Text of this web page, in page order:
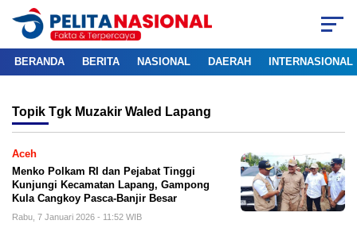
BERANDA BERITA NASIONAL DAERAH INTERNASIONAL
Topik Tgk Muzakir Waled Lapang
Aceh
Menko Polkam RI dan Pejabat Tinggi
Kunjungi Kecamatan Lapang, Gampong
Kula Cangkoy Pasca-Banjir Besar
Rabu, 7 Januari 2026 - 11:52 WIB